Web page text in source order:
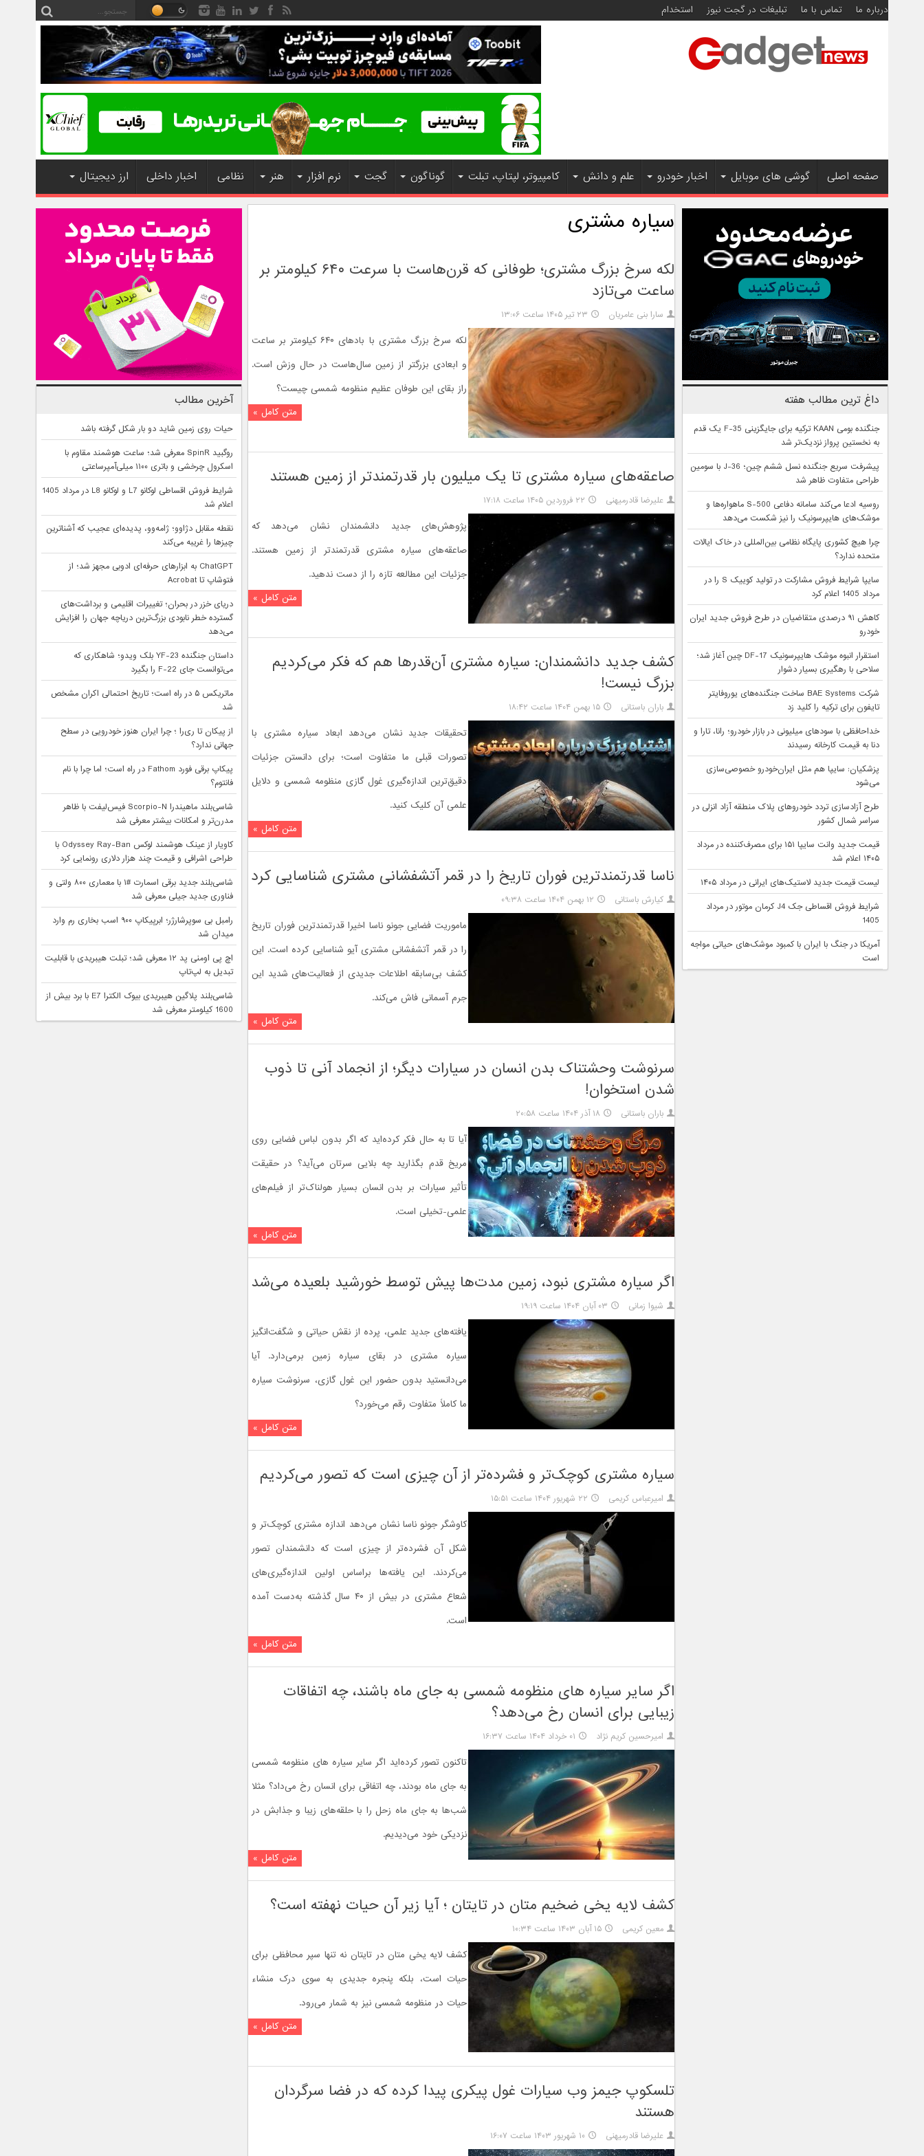
درباره ما تماس با ما تبلیغات در گجت نیوز استخدام
صفحه اصلی گوشی های موبایل اخبار خودرو علم و دانش کامپیوتر، لپتاپ، تبلت گوناگون گجت نرم افزار هنر نظامی اخبار داخلی ارز دیجیتال
سیاره مشتری
لکه سرخ بزرگ مشتری؛ طوفانی که قرن‌هاست با سرعت ۶۴۰ کیلومتر بر
ساعت می‌تازد
سارا بنی عامریان ۲۳ تیر ۱۴۰۵ ساعت ۱۳:۰۶
لکه سرخ بزرگ مشتری با بادهای ۶۴۰ کیلومتر بر ساعت
و ابعادی بزرگتر از زمین سال‌هاست در حال وزش است.
راز بقای این طوفان عظیم منظومه شمسی چیست؟
متن کامل »
صاعقه‌های سیاره مشتری تا یک میلیون بار قدرتمندتر از زمین هستند
علیرضا قادرمیهنی ۲۲ فروردین ۱۴۰۵ ساعت ۱۷:۱۸
پژوهش‌های جدید دانشمندان نشان می‌دهد که
صاعقه‌های سیاره مشتری قدرتمندتر از زمین هستند.
جزئیات این مطالعه تازه را از دست ندهید.
متن کامل »
کشف جدید دانشمندان: سیاره مشتری آن‌قدرها هم که فکر می‌کردیم
بزرگ نیست!
باران باستانی ۱۵ بهمن ۱۴۰۴ ساعت ۱۸:۴۲
تحقیقات جدید نشان می‌دهد ابعاد سیاره مشتری با
تصورات قبلی ما متفاوت است؛ برای دانستن جزئیات
دقیق‌ترین اندازه‌گیری غول گازی منظومه شمسی و دلایل
علمی آن کلیک کنید.
متن کامل »
ناسا قدرتمندترین فوران تاریخ را در قمر آتشفشانی مشتری شناسایی کرد
کیارش باستانی ۱۲ بهمن ۱۴۰۴ ساعت ۰۹:۳۸
ماموریت فضایی جونو ناسا اخیرا قدرتمندترین فوران تاریخ
را در قمر آتشفشانی مشتری آیو شناسایی کرده است. این
کشف بی‌سابقه اطلاعات جدیدی از فعالیت‌های شدید این
جرم آسمانی فاش می‌کند.
متن کامل »
سرنوشت وحشتناک بدن انسان در سیارات دیگر؛ از انجماد آنی تا ذوب
شدن استخوان!
باران باستانی ۱۸ آذر ۱۴۰۴ ساعت ۲۰:۵۸
آیا تا به حال فکر کرده‌اید که اگر بدون لباس فضایی روی
مریخ قدم بگذارید چه بلایی سرتان می‌آید؟ در حقیقت
تأثیر سیارات بر بدن انسان بسیار هولناک‌تر از فیلم‌های
علمی-تخیلی است.
متن کامل »
اگر سیاره مشتری نبود، زمین مدت‌ها پیش توسط خورشید بلعیده می‌شد
شیوا زمانی ۰۳ آبان ۱۴۰۴ ساعت ۱۹:۱۹
یافته‌های جدید علمی، پرده از نقش حیاتی و شگفت‌انگیز
سیاره مشتری در بقای سیاره زمین برمی‌دارد. آیا
می‌دانستید بدون حضور این غول گازی، سرنوشت سیاره
ما کاملاً متفاوت رقم می‌خورد؟
متن کامل »
سیاره مشتری کوچک‌تر و فشرده‌تر از آن چیزی است که تصور می‌کردیم
امیرعباس کریمی ۲۲ شهریور ۱۴۰۴ ساعت ۱۵:۵۱
کاوشگر جونو ناسا نشان می‌دهد اندازه مشتری کوچک‌تر و
شکل آن فشرده‌تر از چیزی است که دانشمندان تصور
می‌کردند. این یافته‌ها براساس اولین اندازه‌گیری‌های
شعاع مشتری در بیش از ۴۰ سال گذشته به‌دست آمده
است.
متن کامل »
اگر سایر سیاره های منظومه شمسی به‌ جای ماه باشند، چه اتفاقات
زیبایی برای انسان رخ می‌دهد؟
امیرحسین کریم نژاد ۰۱ خرداد ۱۴۰۴ ساعت ۱۶:۳۷
تاکنون تصور کرده‌اید اگر سایر سیاره های منظومه شمسی
به جای ماه بودند، چه اتفاقی برای انسان رخ می‌داد؟ مثلا
شب‌ها به‌ جای ماه زحل را با حلقه‌های زیبا و جذابش در
نزدیکی خود می‌دیدیم.
متن کامل »
کشف لایه یخی ضخیم متان در تایتان ؛ آیا زیر آن حیات نهفته است؟
معین کریمی ۱۵ آبان ۱۴۰۳ ساعت ۱۰:۳۴
کشف لایه یخی متان در تایتان نه تنها سپر محافظی برای
حیات است، بلکه پنجره جدیدی به سوی درک منشاء
حیات در منظومه شمسی نیز به شمار می‌رود.
متن کامل »
تلسکوپ جیمز وب سیارات غول پیکری پیدا کرده که در فضا سرگردان
هستند
علیرضا قادرمیهنی ۱۰ شهریور ۱۴۰۳ ساعت ۱۶:۰۷
داغ ترین مطالب هفته
جنگنده بومی KAAN ترکیه برای جایگزینی F-35 یک قدم
به نخستین پرواز نزدیک‌تر شد
پیشرفت سریع جنگنده نسل ششم چین؛ J-36 با سومین
طراحی متفاوت ظاهر شد
روسیه ادعا می‌کند سامانه دفاعی S-500 ماهواره‌ها و
موشک‌های هایپرسونیک را نیز شکست می‌دهد
چرا هیچ کشوری پایگاه نظامی بین‌المللی در خاک ایالات
متحده ندارد؟
سایپا شرایط فروش مشارکت در تولید کوییک S را در
مرداد 1405 اعلام کرد
کاهش ۹۱ درصدی متقاضیان در طرح فروش جدید ایران
خودرو
استقرار انبوه موشک هایپرسونیک DF-17 چین آغاز شد؛
سلاحی با رهگیری بسیار دشوار
شرکت BAE Systems ساخت جنگنده‌های یوروفایتر
تایفون برای ترکیه را کلید زد
خداحافظی با سودهای میلیونی در بازار خودرو؛ رانا، تارا و
دنا به قیمت کارخانه رسیدند
پزشکیان: سایپا هم مثل ایران‌خودرو خصوصی‌سازی
می‌شود
طرح آزادسازی تردد خودروهای پلاک منطقه آزاد انزلی در
سراسر شمال کشور
قیمت جدید وانت سایپا ۱۵۱ برای مصرف‌کننده در مرداد
۱۴۰۵ اعلام شد
لیست قیمت جدید لاستیک‌های ایرانی در مرداد ۱۴۰۵
شرایط فروش اقساطی جک J4 کرمان موتور در مرداد
1405
آمریکا در جنگ با ایران با کمبود موشک‌های حیاتی مواجه
است
آخرین مطالب
حیات روی زمین شاید دو بار شکل گرفته باشد
روگبید SpinR معرفی شد؛ ساعت هوشمند مقاوم با
اسکرول چرخشی و باتری ۱۱۰۰ میلی‌آمپرساعتی
شرایط فروش اقساطی لوکانو L7 و لوکانو L8 در مرداد 1405
اعلام شد
نقطه مقابل دژاوو؛ ژامه‌وو، پدیده‌ای عجیب که آشناترین
چیزها را غریبه می‌کند
ChatGPT به ابزارهای حرفه‌ای ادوبی مجهز شد؛ از
فتوشاپ تا Acrobat
دریای خزر در بحران؛ تغییرات اقلیمی و برداشت‌های
گسترده خطر نابودی بزرگ‌ترین دریاچه جهان را افزایش
می‌دهد
داستان جنگنده YF-23 بلک ویدو؛ شاهکاری که
می‌توانست جای F-22 را بگیرد
ماتریکس ۵ در راه است؛ تاریخ احتمالی اکران مشخص
شد
از پیکان تا ری‌را ؛ چرا ایران هنوز خودرویی در سطح
جهانی ندارد؟
پیکاپ برقی فورد Fathom در راه است؛ اما چرا با نام
فانتوم؟
شاسی‌بلند ماهیندرا Scorpio-N فیس‌لیفت با ظاهر
مدرن‌تر و امکانات بیشتر معرفی شد
کاویار از عینک هوشمند لوکس Odyssey Ray-Ban با
طراحی اشرافی و قیمت چند هزار دلاری رونمایی کرد
شاسی‌بلند جدید برقی اسمارت #۱ با معماری ۸۰۰ ولتی و
فناوری جدید جیلی معرفی شد
رامبل بی سوپرشارژر؛ ابرپیکاپ ۹۰۰ اسب بخاری رم وارد
میدان شد
اچ پی اومنی پد ۱۲ معرفی شد؛ تبلت هیبریدی با قابلیت
تبدیل به لپ‌تاپ
شاسی‌بلند پلاگین هیبریدی بیوک الکترا E7 با برد بیش از
1600 کیلومتر معرفی شد